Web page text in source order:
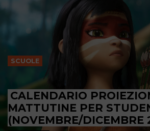
SCUOLE
CALENDARIO
MATTUTINE PER
(NOVEMBRE/DICEMBRE